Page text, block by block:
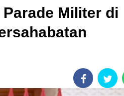
Militer di